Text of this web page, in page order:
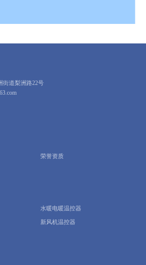
街道梨洲路22号
荣誉资质
水暖电暖温控器
新风机温控器